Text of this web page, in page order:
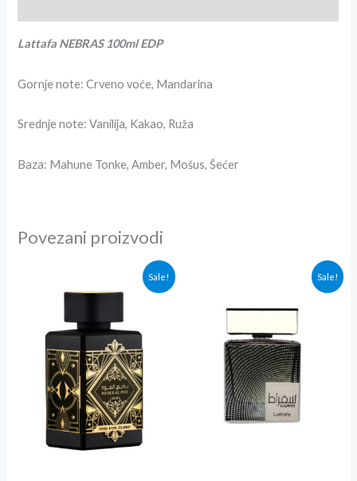
Lattafa NEBRAS 100ml EDP
Gornje note: Crveno voće, Mandarina
Srednje note: Vanilija, Kakao, Ruža
Baza: Mahune Tonke, Amber, Mošus, Šećer
Povezani proizvodi
Sale!
je
4,200.00rsd.
Trenutna
cena
Sale!
bila:
3,600.00rsd.
Trenutna
cena